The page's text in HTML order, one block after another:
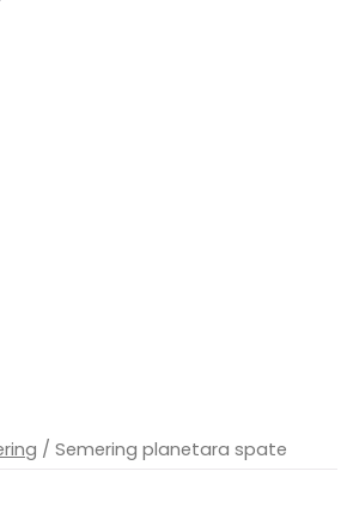
/ Semering planetara spate